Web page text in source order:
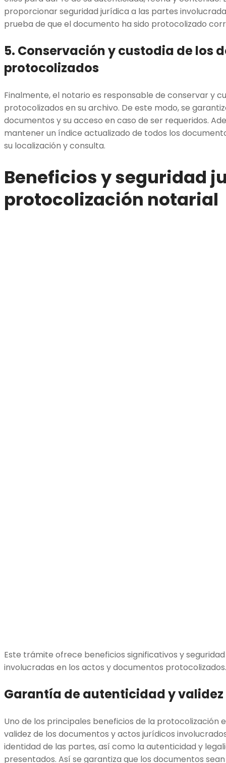
proporcionar seguridad jurídica a las partes
prueba de que el documento ha sido protocolizado
5. Conservación y custodia de los
protocolizados
Finalmente, el notario es responsable de conservar y
protocolizados en su archivo. De este modo, se
documentos y su acceso en caso de ser requeridos.
mantener un índice actualizado de todos los
su localización y consulta.
Beneficios y seguridad
protocolización notarial
Este trámite ofrece beneficios significativos y
involucradas en los actos y documentos
Garantía de autenticidad y
Uno de los principales beneficios de la protocolización
validez de los documentos y actos jurídicos
identidad de las partes, así como la autenticidad y
presentados. Así se garantiza que los documentos